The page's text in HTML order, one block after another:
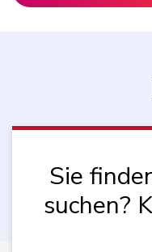
Sie
suchen?